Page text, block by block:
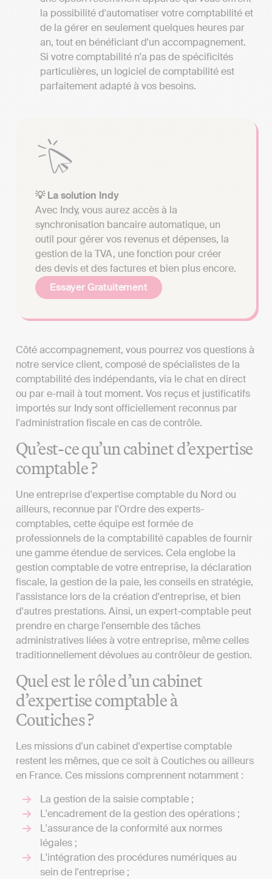
la possibilité d'automatiser votre comptabilité et
de la gérer en seulement quelques heures par
an, tout en bénéficiant d'un accompagnement.
Si votre comptabilité n'a pas de spécificités
particulières, un logiciel de comptabilité est
parfaitement adapté à vos besoins.
💡 La solution Indy
Avec Indy, vous aurez accès à la
synchronisation bancaire automatique, un
outil pour gérer vos revenus et dépenses, la
gestion de la TVA, une fonction pour créer
des devis et des factures et bien plus encore.
Essayer Gratuitement
Côté accompagnement, vous pourrez vos questions à
notre service client, composé de spécialistes de la
comptabilité des indépendants, via le chat en direct
ou par e-mail à tout moment. Vos reçus et justificatifs
importés sur Indy sont officiellement reconnus par
l'administration fiscale en cas de contrôle.
Qu’est-ce qu’un cabinet d’expertise
comptable ?
Une entreprise d'expertise comptable du Nord ou
ailleurs, reconnue par l'Ordre des experts-
comptables, cette équipe est formée de
professionnels de la comptabilité capables de fournir
une gamme étendue de services. Cela englobe la
gestion comptable de votre entreprise, la déclaration
fiscale, la gestion de la paie, les conseils en stratégie,
l'assistance lors de la création d'entreprise, et bien
d'autres prestations. Ainsi, un expert-comptable peut
prendre en charge l'ensemble des tâches
administratives liées à votre entreprise, même celles
traditionnellement dévolues au contrôleur de gestion.
Quel est le rôle d’un cabinet
d’expertise comptable à
Coutiches ?
Les missions d'un cabinet d'expertise comptable
restent les mêmes, que ce soit à Coutiches ou ailleurs
en France. Ces missions comprennent notamment :
La gestion de la saisie comptable ;
L'encadrement de la gestion des opérations ;
L'assurance de la conformité aux normes
légales ;
L'intégration des procédures numériques au
sein de l'entreprise ;